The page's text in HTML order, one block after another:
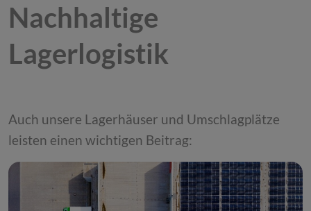
Nachhaltige
Lagerlogistik
Auch unsere Lagerhäuser und Umschlagplätze
leisten einen wichtigen Beitrag: